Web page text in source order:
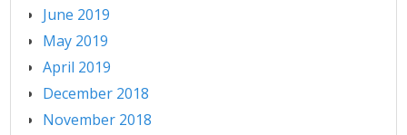
June 2019
May 2019
April 2019
December 2018
November 2018